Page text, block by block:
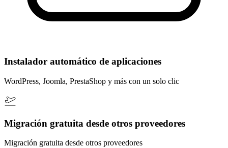
Instalador automático de aplicaciones
WordPress, Joomla, PrestaShop y más con un solo clic
Migración gratuita desde otros proveedores
Migración gratuita desde otros proveedores